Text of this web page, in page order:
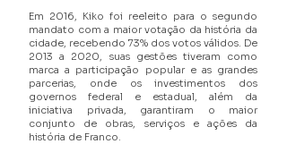
Em 2016, Kiko foi reeleito para o segundo
mandato com a maior votação da história da
cidade, recebendo 73% dos votos válidos. De
2013 a 2020, suas gestões tiveram como
marca a participação popular e as grandes
parcerias, onde os investimentos dos
governos federal e estadual, além da
iniciativa privada, garantiram o maior
conjunto de obras, serviços e ações da
história de Franco.